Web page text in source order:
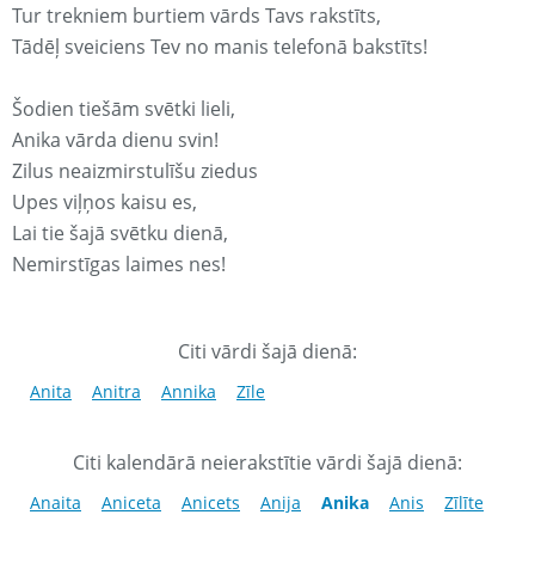
Tur trekniem burtiem vārds Tavs rakstīts,
Tādēļ sveiciens Tev no manis telefonā bakstīts!
Šodien tiešām svētki lieli,
Anika vārda dienu svin!
Zilus neaizmirstulīšu ziedus
Upes viļņos kaisu es,
Lai tie šajā svētku dienā,
Nemirstīgas laimes nes!
Citi vārdi šajā dienā:
Anita Anitra Annika Zīle
Citi kalendārā neierakstītie vārdi šajā dienā:
Anaita Aniceta Anicets Anija Anika Anis Zīlīte